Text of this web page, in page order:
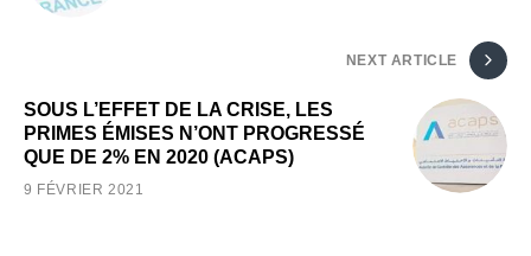
NEXT ARTICLE
SOUS L’EFFET DE LA CRISE, LES
PRIMES ÉMISES N’ONT PROGRESSÉ
QUE DE 2% EN 2020 (ACAPS)
9 FÉVRIER 2021